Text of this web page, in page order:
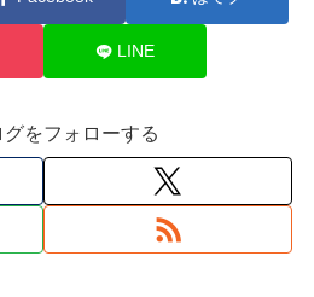
LINE
グをフォローする